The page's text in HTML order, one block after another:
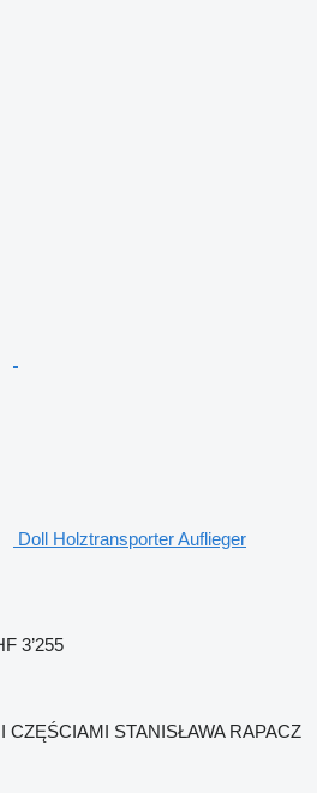
Doll Holztransporter Auflieger
3’255
STANISŁAWA RAPACZ